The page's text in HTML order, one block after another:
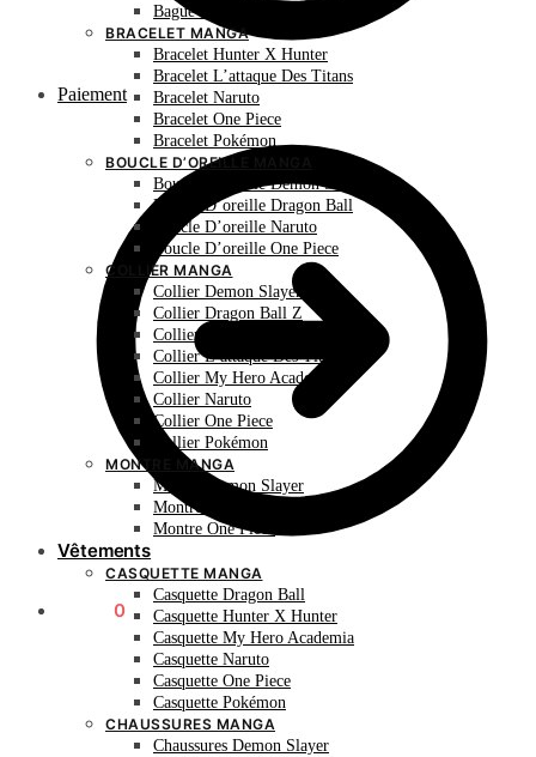
Paiement
0
Bague Pokémon
BRACELET MANGA
Bracelet Hunter X Hunter
Bracelet L’attaque Des Titans
Bracelet Naruto
Bracelet One Piece
Bracelet Pokémon
BOUCLE D’OREILLE MANGA
Boucle D’oreille Demon Slayer
Boucle D’oreille Dragon Ball
Boucle D’oreille Naruto
Boucle D’oreille One Piece
COLLIER MANGA
Collier Demon Slayer
Collier Dragon Ball Z
Collier Hunter X Hunter
Collier L’attaque Des Titans
Collier My Hero Academia
Collier Naruto
Collier One Piece
Collier Pokémon
MONTRE MANGA
Montre Demon Slayer
Montre Naruto
Montre One Piece
Vêtements
CASQUETTE MANGA
Casquette Dragon Ball
Casquette Hunter X Hunter
Casquette My Hero Academia
Casquette Naruto
Casquette One Piece
Casquette Pokémon
CHAUSSURES MANGA
Chaussures Demon Slayer